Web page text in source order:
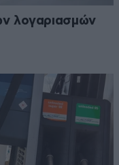
λογαριασμών